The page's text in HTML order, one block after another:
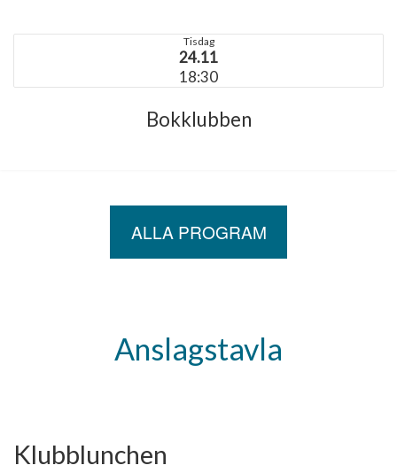
Tisdag
24.11
18:30
Bokklubben
ALLA PROGRAM
Anslagstavla
Klubblunchen